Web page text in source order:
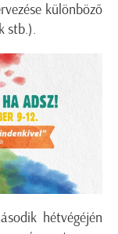
különböző
stb.).
hétvégéjén